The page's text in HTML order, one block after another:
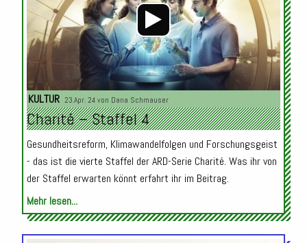
KULTUR 23.Apr. 24 von Dana Schmauser
Charité – Staffel 4
Gesundheitsreform, Klimawandelfolgen und Forschungsgeist
- das ist die vierte Staffel der ARD-Serie Charité. Was ihr von
der Staffel erwarten könnt erfahrt ihr im Beitrag.
Mehr lesen...